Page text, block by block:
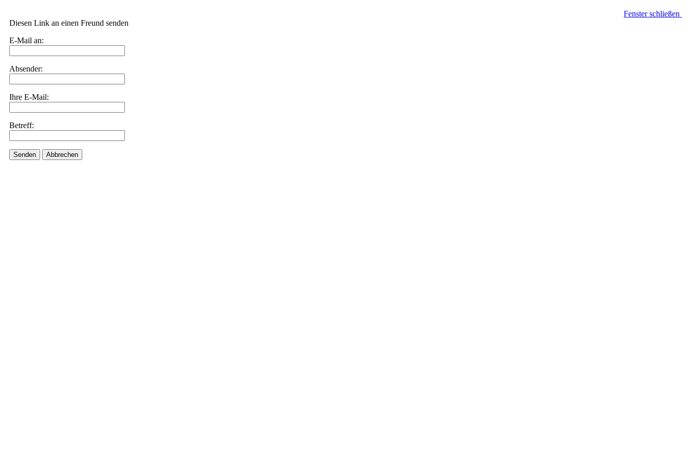
Fenster schließen
Diesen Link an einen Freund senden
E-Mail an:
Absender:
Ihre E-Mail:
Betreff:
Senden Abbrechen